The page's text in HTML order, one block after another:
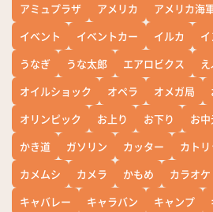
アミュプラザ
アメリカ アメリカ海
イベント
イベントカー イルカ
うなぎ
うな太郎 エアロビクス
オイルショック
オペラ オメガ局
オリンピック
お上り お下り お
かき道
ガソリン カッター カト
カメムシ
カメラ かもめ カラオケ
キャバレー
キャラバン キャンプ